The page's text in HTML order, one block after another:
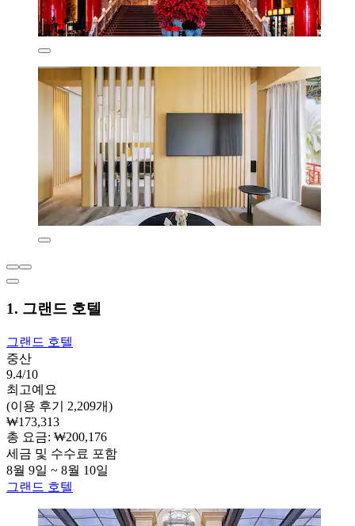
1. 그랜드 호텔
그랜드 호텔
중산
9.4/10
최고예요
(이용 후기 2,209개)
₩173,313
총 요금: ₩200,176
세금 및 수수료 포함
8월 9일 ~ 8월 10일
그랜드 호텔